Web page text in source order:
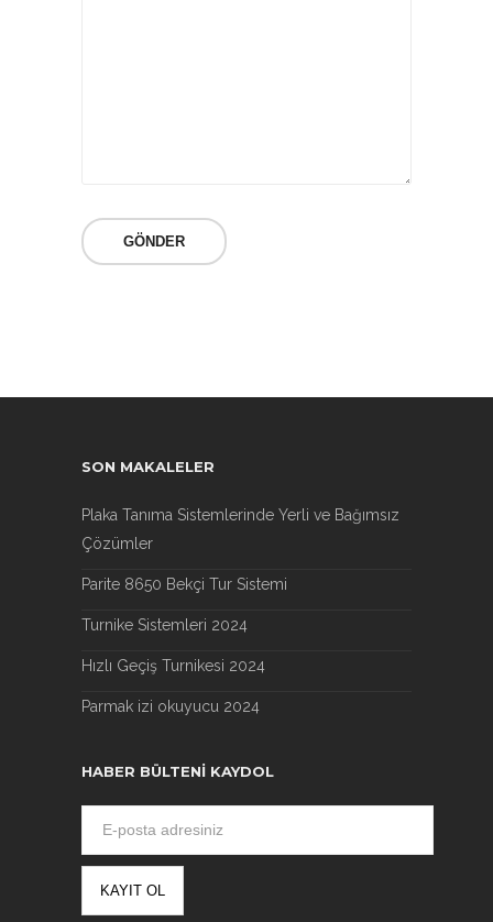
SON MAKALELER
Plaka Tanıma Sistemlerinde Yerli ve Bağımsız
Çözümler
Parite 8650 Bekçi Tur Sistemi
Turnike Sistemleri 2024
Hızlı Geçiş Turnikesi 2024
Parmak izi okuyucu 2024
HABER BÜLTENI KAYDOL